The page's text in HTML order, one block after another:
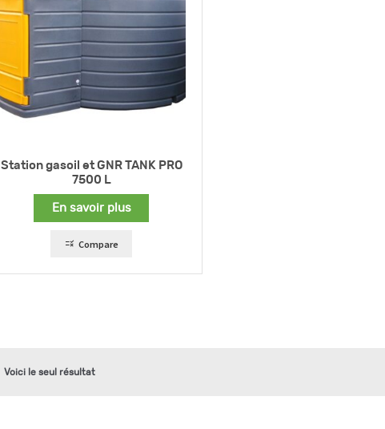
Station gasoil et GNR TANK PRO
7500 L
En savoir plus
Compare
Voici le seul résultat